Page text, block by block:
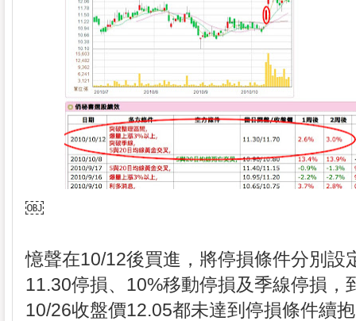
￼
憶聲在10/12後買進，將停損條件分別設
11.30停損、10%移動停損及季線停損，
10/26收盤價12.05都未達到停損條件續